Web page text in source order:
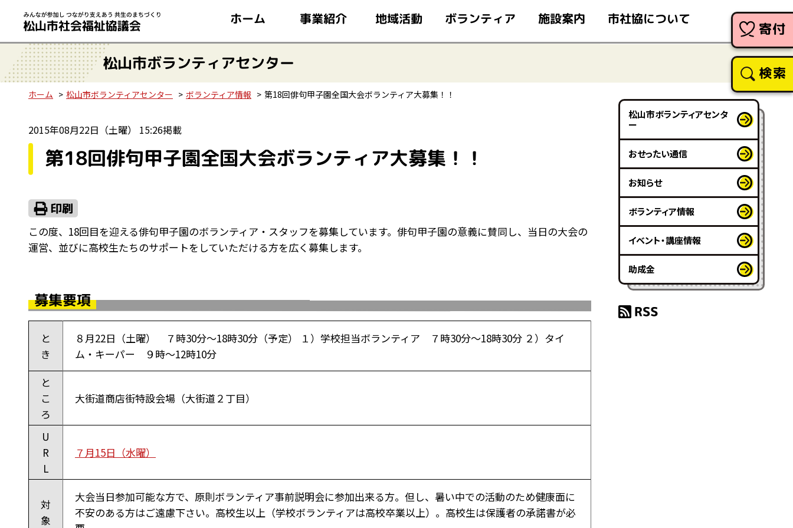
ホーム 事業紹介 地域活動 ボランティア 施設案内 市社協について
寄付
検索
松山市ボランティアセンター
ホーム 松山市ボランティアセンター ボランティア情報 第18回俳句甲子園全国大会ボランティア大募集！！
2015年08月22日（土曜） 15:26掲載
第18回俳句甲子園全国大会ボランティア大募集！！
この度、18回目を迎える俳句甲子園のボランティア・スタッフを募集しています。俳句甲子園の意義に賛同し、当日の大会の
運営、並びに高校生たちのサポートをしていただける方を広く募集します。
募集要項
と
き
８月22日（土曜） ７時30分～18時30分（予定） １）学校担当ボランティア ７時30分～18時30分 ２）タイ
ム・キーパー ９時～12時10分
と
こ
ろ
大街道商店街特設会場（大街道２丁目）
U
R
L
７月15日（水曜）
対
象
大会当日参加可能な方で、原則ボランティア事前説明会に参加出来る方。但し、暑い中での活動のため健康面に
不安のある方はご遠慮下さい。高校生以上（学校ボランティアは高校卒業以上）。高校生は保護者の承諾書が必
松山市ボランティアセンタ
ー
おせったい通信
お知らせ
ボランティア情報
イベント・講座情報
助成金